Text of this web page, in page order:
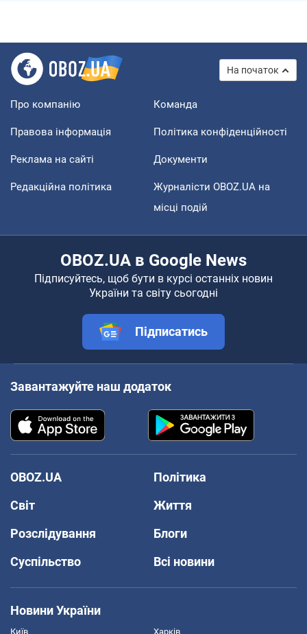
На початок
Про компанію Команда
Правова інформація Політика конфіденційності
Реклама на сайті Документи
Редакційна політика
Журналісти OBOZ.UA на
місці подій
OBOZ.UA в Google News
Підписуйтесь, щоб бути в курсі останніх новин
України та світу сьогодні
Підписатись
Завантажуйте наш додаток
OBOZ.UA
Політика
Світ
Життя
Розслідування
Блоги
Суспільство
Всі новини
Новини України
Київ Харків